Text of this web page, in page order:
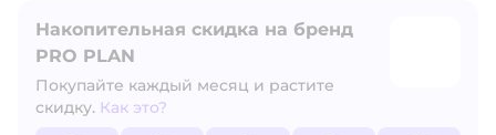
Накопительная скидка на бренд
PRO PLAN
Покупайте каждый месяц и растите
скидку. Как это?
Узнать больше